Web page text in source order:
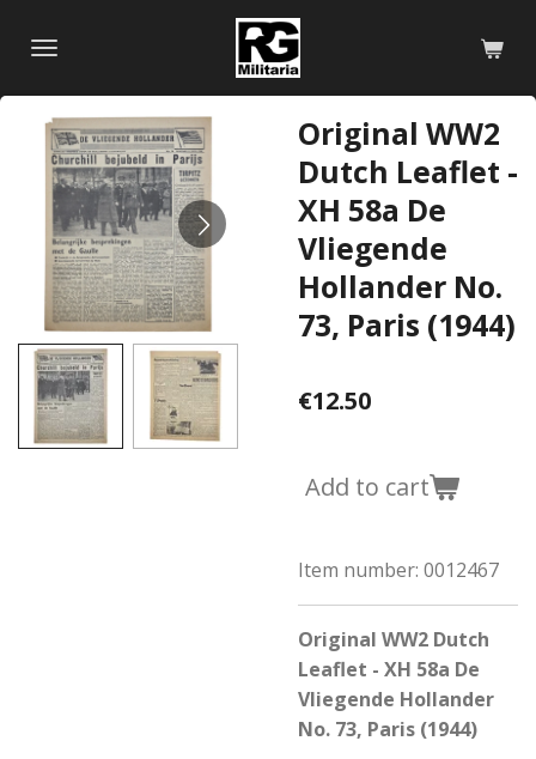
content
Original WW2
Dutch Leaflet -
XH 58a De
Vliegende
Hollander No.
73, Paris (1944)
€12.50
Add to cart
Item number: 0012467
Original WW2 Dutch
Leaflet - XH 58a De
Vliegende Hollander
No. 73, Paris (1944)